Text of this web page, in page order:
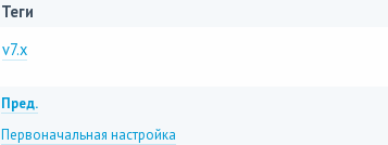
Теги
v7.x
Пред.
Первоначальная настройка